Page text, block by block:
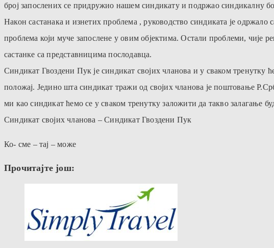
број запослених се придружио нашем синдикату и подржао синдикалну
Након састанака и изнетих проблема , руководство синдиката је
проблема који муче запослене у овим објектима. Остали проблеми,
састанке са представницима послодавца.
Синдикат Гвоздени Пук је синдикат својих чланова и у сваком
положај. Једино шта синдикат тражи од својих чланова је поштовање
ми као синдикат ћемо се у сваком тренутку заложити да такво залагање
Синдикат својих чланова – Синдикат Гвоздени Пук
Ко- сме – тај – може
Прочитајте још: